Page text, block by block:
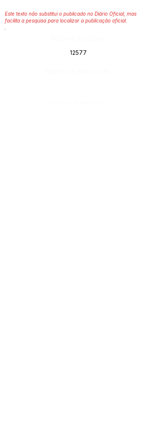
Este texto não substitui o publicado no Diário Oficial, mas
facilita a pesquisa para localizar a publicação oficial.
12577